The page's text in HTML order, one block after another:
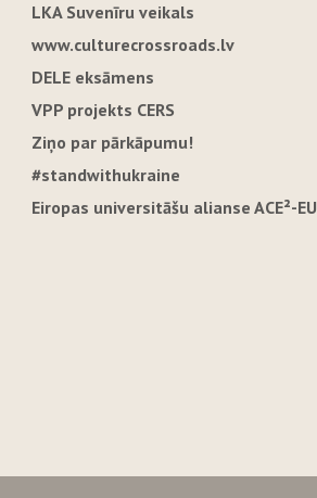
LKA Suvenīru veikals
www.culturecrossroads.lv
DELE eksāmens
VPP projekts CERS
Ziņo par pārkāpumu!
#standwithukraine
Eiropas universitāšu alianse ACE²-EU